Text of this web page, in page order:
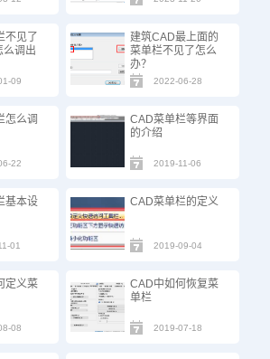
不见了
么调出
09
建筑CAD最上面的
菜单栏不见了怎么
办？
2022-06-28
怎么调
22
CAD菜单栏等界面
的介绍
2019-11-06
基本设
01
CAD菜单栏的定义
2019-09-04
定义菜
08
CAD中如何恢复菜
单栏
2019-07-18